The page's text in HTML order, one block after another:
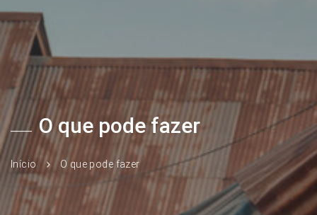
O que pode fazer
Início O que pode fazer